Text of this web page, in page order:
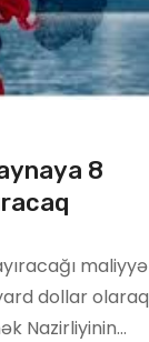
8
maliyyə
dollar olaraq
Nazirliyinin…